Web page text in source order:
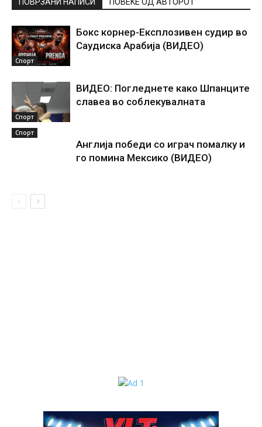
Спорт
Бокс корнер-Експлозивен судир во
Саудиска Арабија (ВИДЕО)
Спорт
ВИДЕО: Погледнете како Шпанците
славеа во соблекувалната
Спорт
Англија победи со играч помалку и
го помина Мексико (ВИДЕО)